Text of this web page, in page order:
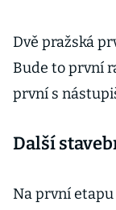
Dvě pražská
Bude to první
první s
Další
Na první etapu